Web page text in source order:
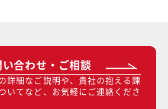
合わせ・ご相談
詳細なご説明や、貴社の抱える課
いてなど、お気軽にご連絡くださ